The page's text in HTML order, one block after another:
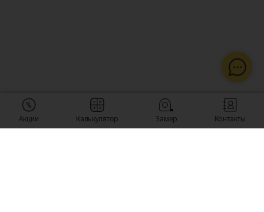
Акции Калькулятор Замер Контакты